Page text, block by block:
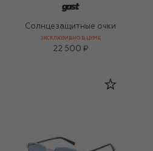
Солнцезащитные очки
ЭКСКЛЮЗИВНО В ЦУМЕ
22 500 ₽